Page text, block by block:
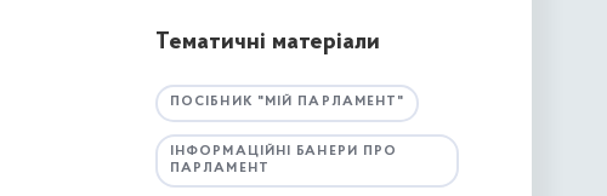
Тематичні матеріали
ПОСІБНИК "МІЙ ПАРЛАМЕНТ"
ІНФОРМАЦІЙНІ БАНЕРИ ПРО
ПАРЛАМЕНТ